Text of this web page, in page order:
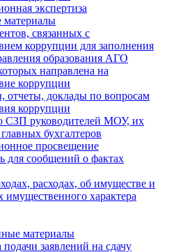
экспертиза
материалы
связанных с
коррупции для заполнения
образования АГО
направлена на
коррупции
отчеты, доклады по вопросам
коррупции
СЗП руководителей МОУ, их
бухгалтеров
просвещение
для сообщений о фактах
расходах, об имуществе и
имущественного характера
материалы
заявлений на сдачу